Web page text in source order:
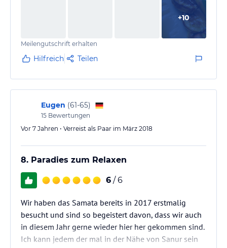
+10
Meilengutschrift erhalten
Hilfreich Teilen
Eugen (61-65)
15 Bewertungen
Vor 7 Jahren • Verreist als Paar im März 2018
8. Paradies zum Relaxen
6 / 6
Wir haben das Samata bereits in 2017 erstmalig
besucht und sind so begeistert davon, dass wir auch
in diesem Jahr gerne wieder hier her gekommen sind.
Ich kann jedem der mal in der Nähe von Sanur sein